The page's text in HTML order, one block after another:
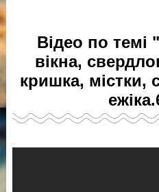
Відео по темі
вікна,
кришка, містки,